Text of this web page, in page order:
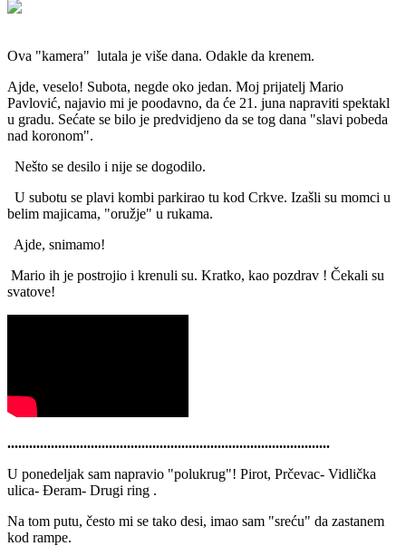
Ova "kamera" lutala je više dana. Odakle da krenem.
Ajde, veselo! Subota, negde oko jedan. Moj prijatelj Mario
Pavlović, najavio mi je poodavno, da će 21. juna napraviti spektakl
u gradu. Sećate se bilo je predvidjeno da se tog dana "slavi pobeda
nad koronom".
Nešto se desilo i nije se dogodilo.
U subotu se plavi kombi parkirao tu kod Crkve. Izašli su momci u
belim majicama, "oružje" u rukama.
Ajde, snimamo!
Mario ih je postrojio i krenuli su. Kratko, kao pozdrav ! Čekali su
svatove!
.........................................................................................
U ponedeljak sam napravio "polukrug"! Pirot, Prčevac- Vidlička
ulica- Đeram- Drugi ring .
Na tom putu, često mi se tako desi, imao sam "sreću" da zastanem
kod rampe.